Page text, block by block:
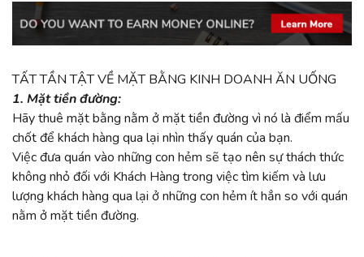
TẤT TẦN TẬT VỀ MẶT BẰNG KINH DOANH ĂN UỐNG
1. Mặt tiền đường:
Hãy thuê mặt bằng nằm ở mặt tiền đường vì nó là điểm mấu
chốt để khách hàng qua lại nhìn thấy quán của bạn.
Việc đưa quán vào những con hẻm sẽ tạo nên sự thách thức
không nhỏ đối với Khách Hàng trong việc tìm kiếm và lưu
lượng khách hàng qua lại ở những con hẻm ít hẳn so với quán
nằm ở mặt tiền đường.